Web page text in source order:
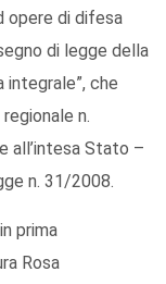
opere di difesa
di legge della
integrale”, che
n.
all’intesa Stato –
n. 31/2008.
prima
Rosa